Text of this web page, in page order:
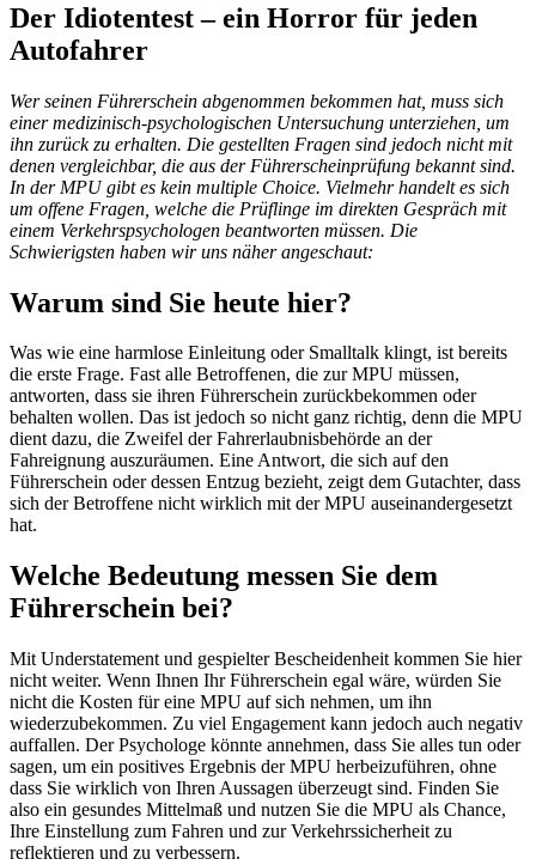
Der Idiotentest – ein Horror für jeden
Autofahrer
Wer seinen Führerschein abgenommen bekommen hat, muss sich
einer medizinisch-psychologischen Untersuchung unterziehen, um
ihn zurück zu erhalten. Die gestellten Fragen sind jedoch nicht mit
denen vergleichbar, die aus der Führerscheinprüfung bekannt sind.
In der MPU gibt es kein multiple Choice. Vielmehr handelt es sich
um offene Fragen, welche die Prüflinge im direkten Gespräch mit
einem Verkehrspsychologen beantworten müssen. Die
Schwierigsten haben wir uns näher angeschaut:
Warum sind Sie heute hier?
Was wie eine harmlose Einleitung oder Smalltalk klingt, ist bereits
die erste Frage. Fast alle Betroffenen, die zur MPU müssen,
antworten, dass sie ihren Führerschein zurückbekommen oder
behalten wollen. Das ist jedoch so nicht ganz richtig, denn die MPU
dient dazu, die Zweifel der Fahrerlaubnisbehörde an der
Fahreignung auszuräumen. Eine Antwort, die sich auf den
Führerschein oder dessen Entzug bezieht, zeigt dem Gutachter, dass
sich der Betroffene nicht wirklich mit der MPU auseinandergesetzt
hat.
Welche Bedeutung messen Sie dem
Führerschein bei?
Mit Understatement und gespielter Bescheidenheit kommen Sie hier
nicht weiter. Wenn Ihnen Ihr Führerschein egal wäre, würden Sie
nicht die Kosten für eine MPU auf sich nehmen, um ihn
wiederzubekommen. Zu viel Engagement kann jedoch auch negativ
auffallen. Der Psychologe könnte annehmen, dass Sie alles tun oder
sagen, um ein positives Ergebnis der MPU herbeizuführen, ohne
dass Sie wirklich von Ihren Aussagen überzeugt sind. Finden Sie
also ein gesundes Mittelmaß und nutzen Sie die MPU als Chance,
Ihre Einstellung zum Fahren und zur Verkehrssicherheit zu
reflektieren und zu verbessern.